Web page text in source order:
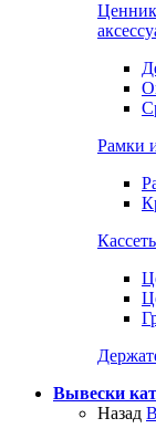
Рамки
Вывески
Назад